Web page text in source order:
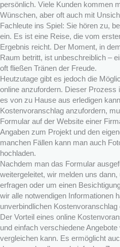
persönlich. Viele Kunden kommen
Wünschen, aber oft auch mit
Fachleute ins Spiel: Sie hören zu,
ein. Es ist eine Reise, die vom
Ergebnis reicht. Der Moment, in
Raum betritt, ist unbeschreiblich –
oft fließen Tränen der Freude.
Heutzutage gibt es jedoch die
online anzufordern. Dieser Prozess
es von zu Hause aus erledigen
Kostenvoranschlag anzufordern,
Formular auf der Website einer
Angaben zum Projekt und den
manchen Fällen kann man auch
hochladen.
Nachdem man das Formular
weitergeleitet, wir melden uns
erfragen oder um einen
wir alle notwendigen Informationen
unverbindlichen Kostenvoranschlag
Der Vorteil eines online
und einfach verschiedene
vergleichen kann. Es ermöglicht